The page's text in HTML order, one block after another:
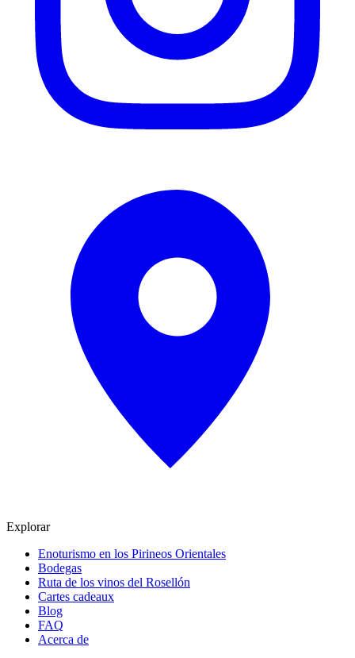
Explorar
Enoturismo en los Pirineos Orientales
Bodegas
Ruta de los vinos del Rosellón
Cartes cadeaux
Blog
FAQ
Acerca de